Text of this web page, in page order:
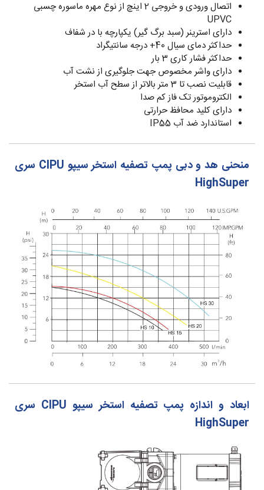
اتصال ورودی و خروجی 2 اینچ از نوع مهره ماسوره چسبی
UPVC
دارای استرینر (سبد برگ گیر) یکپارچه با در شفاف
حداکثر دمای سیال 40+ درجه سانتیگراد
حداکثر فشار کاری 3 بار
دارای واشر مخصوص جهت جلوگیری از نشت آب
قابلیت نصب تا 3 متر بالاتر از سطح آب استخر
الکتروموتور تک فاز کم صدا
دارای کلید محافظ حرارتی
استاندارد ضد آب IP55
منحنی هد و دبی پمپ تصفیه استخر سیپو CIPU سری
HighSuper
ابعاد و اندازه پمپ تصفیه استخر سیپو CIPU سری
HighSuper